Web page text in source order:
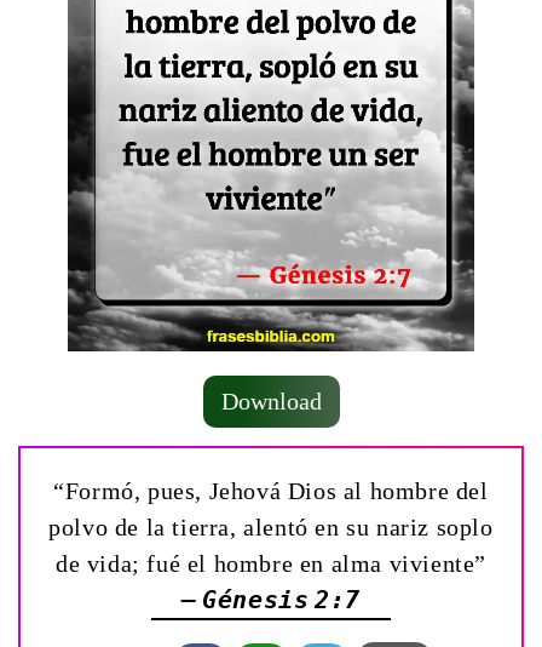
Download
“Formó, pues, Jehová Dios al hombre del
polvo de la tierra, alentó en su nariz soplo
de vida; fué el hombre en alma viviente”
— Génesis 2:7